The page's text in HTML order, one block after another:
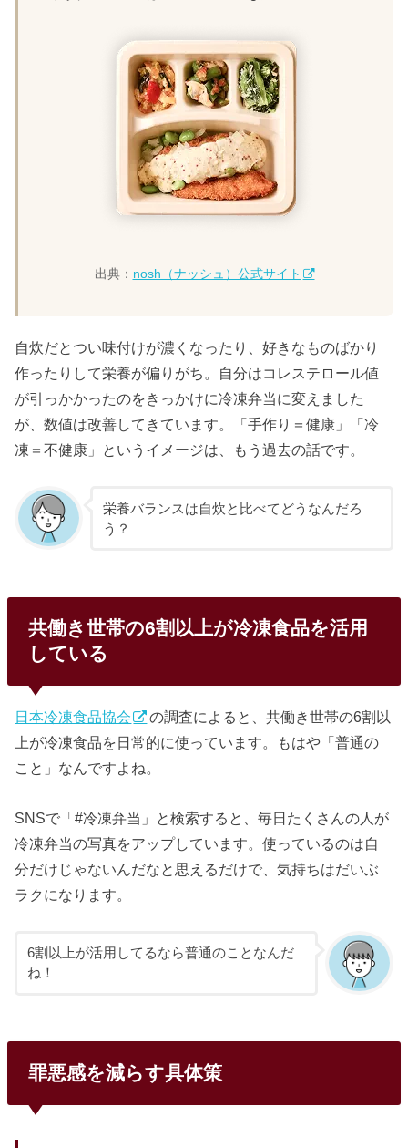
出典： nosh（ナッシュ）公式サイト
自炊だとつい味付けが濃くなったり、好きなものばかり
作ったりして栄養が偏りがち。自分はコレステロール値
が引っかかったのをきっかけに冷凍弁当に変えました
が、数値は改善してきています。「手作り＝健康」「冷
凍＝不健康」というイメージは、もう過去の話です。
栄養バランスは自炊と比べてどうなんだろ
う？
共働き世帯の6割以上が冷凍食品を活用
している
日本冷凍食品協会
の調査によると、共働き世帯の6割以
上が冷凍食品を日常的に使っています。もはや「普通の
こと」なんですよね。
SNSで「#冷凍弁当」と検索すると、毎日たくさんの人が
冷凍弁当の写真をアップしています。使っているのは自
分だけじゃないんだなと思えるだけで、気持ちはだいぶ
ラクになります。
6割以上が活用してるなら普通のことなんだ
ね！
罪悪感を減らす具体策